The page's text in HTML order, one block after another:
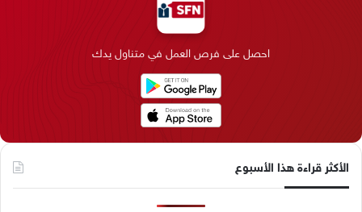
د
ن
ق
ر
ا
م
م
k
احصل على فرص العمل في متناول يدك
الأكثر قراءة هذا الأسبوع